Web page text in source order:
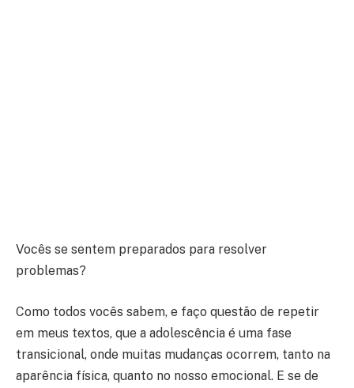
Vocês se sentem preparados para resolver
problemas?
Como todos vocês sabem, e faço questão de repetir
em meus textos, que a adolescência é uma fase
transicional, onde muitas mudanças ocorrem, tanto na
aparência física, quanto no nosso emocional. E se de